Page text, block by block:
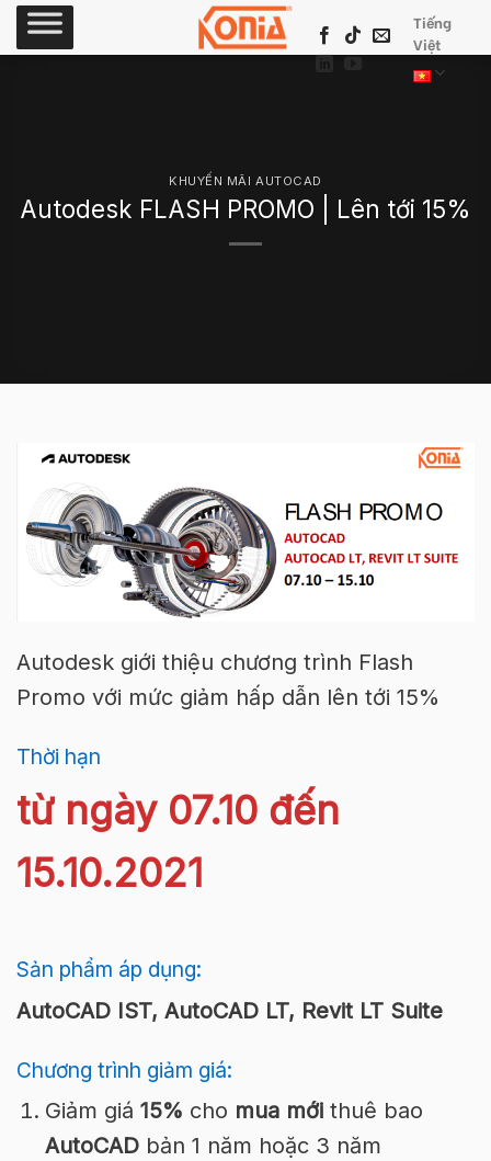
Skip
Tiếng
Việt
KHUYẾN MÃI AUTOCAD
Autodesk FLASH PROMO | Lên tới 15%
Autodesk giới thiệu chương trình Flash
Promo với mức giảm hấp dẫn lên tới 15%
Thời hạn
từ ngày 07.10 đến
15.10.2021
Sản phẩm áp dụng:
AutoCAD IST, AutoCAD LT, Revit LT Suite
Chương trình giảm giá:
Giảm giá 15% cho mua mới thuê bao
AutoCAD bản 1 năm hoặc 3 năm